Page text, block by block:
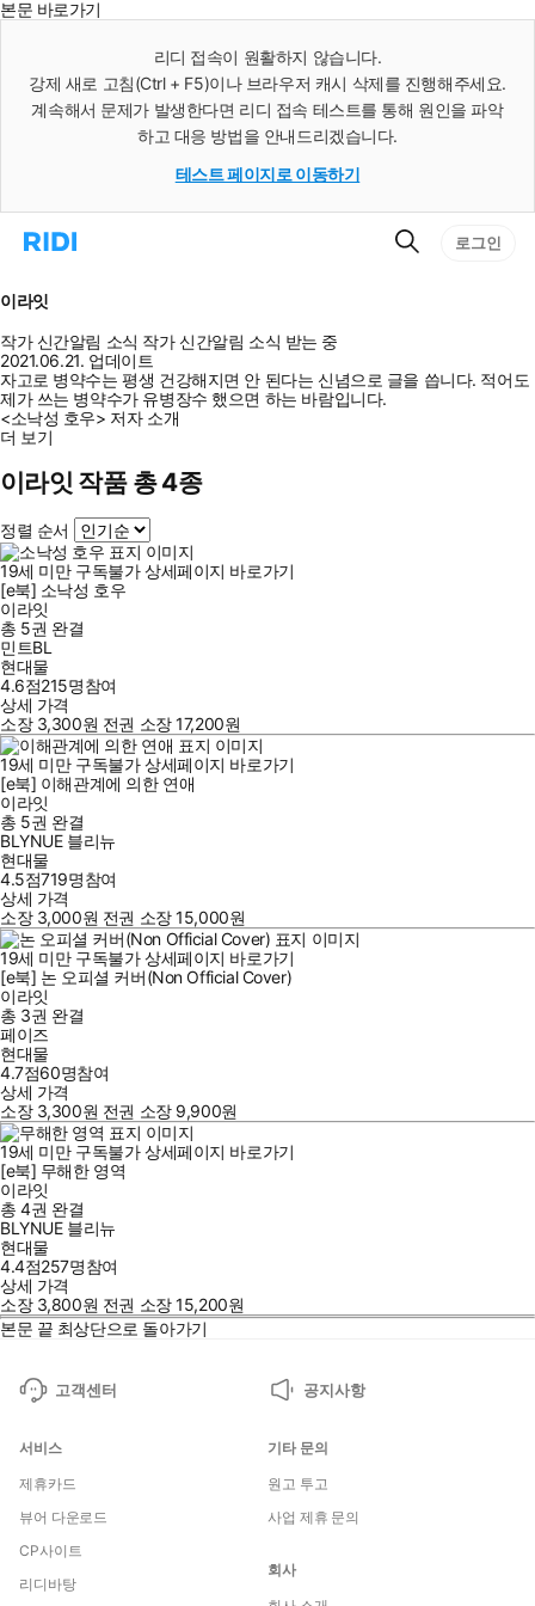
본문 바로가기
리디 접속이 원활하지 않습니다.
강제 새로 고침(Ctrl + F5)이나 브라우저 캐시 삭제를 진행해주세요.
계속해서 문제가 발생한다면 리디 접속 테스트를 통해 원인을 파악
하고 대응 방법을 안내드리겠습니다.
테스트 페이지로 이동하기
리
으
로
이
동
검
로그인
이라잇
작가 신간알림 소식 작가 신간알림 소식 받는 중
2021.06.21. 업데이트
자고로 병약수는 평생 건강해지면 안 된다는 신념으로 글을 씁니다. 적어도
제가 쓰는 병약수가 유병장수 했으면 하는 바람입니다.
<소낙성 호우> 저자 소개
더 보기
이라잇 작품 총 4종
정렬 순서
19세 미만 구독불가 상세페이지 바로가기
[e북] 소낙성 호우
이라잇
총 5권 완결
민트BL
현대물
4.6점215명참여
상세 가격
소장 3,300원 전권 소장17,200원
19세 미만 구독불가 상세페이지 바로가기
[e북] 이해관계에 의한 연애
이라잇
총 5권 완결
BLYNUE 블리뉴
현대물
4.5점719명참여
상세 가격
소장 3,000원 전권 소장15,000원
19세 미만 구독불가 상세페이지 바로가기
[e북] 논 오피셜 커버(Non Official Cover)
이라잇
총 3권 완결
페이즈
현대물
4.7점60명참여
상세 가격
소장 3,300원 전권 소장 9,900원
19세 미만 구독불가 상세페이지 바로가기
[e북] 무해한 영역
이라잇
총 4권 완결
BLYNUE 블리뉴
현대물
4.4점257명참여
상세 가격
소장 3,800원 전권 소장15,200원
본문 끝 최상단으로 돌아가기
고객센터 공지사항
서비스
제휴카드
뷰어 다운로드
CP사이트
리디바탕
기타 문의
원고 투고
사업 제휴 문의
회사